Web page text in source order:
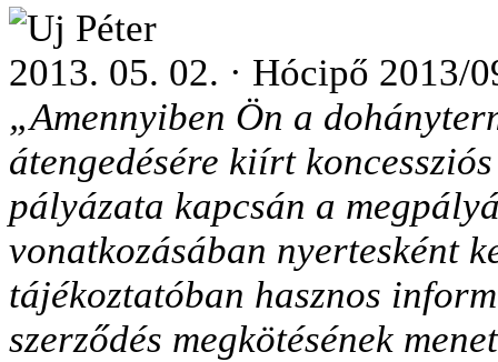
Uj Péter
2013. 05. 02. · Hócipő 2013/
„Amennyiben Ön a
átengedésére kiírt
pályázata kapcsán a
vonatkozásában nyertesként
tájékoztatóban hasznos
szerződés megkötésének